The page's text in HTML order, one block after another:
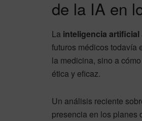
de la IA en
La inteligencia artificial
futuros médicos todavía
la medicina, sino a
ética y eficaz.
Un análisis reciente
presencia en los planes